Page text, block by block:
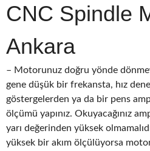
CNC Spindle
Ankara
– Motorunuz doğru yönde
gene düşük bir frekansta, hız
göstergelerden ya da bir pens
ölçümü yapınız. Okuyacağınız
yarı değerinden yüksek
yüksek bir akım ölçülüyorsa motor